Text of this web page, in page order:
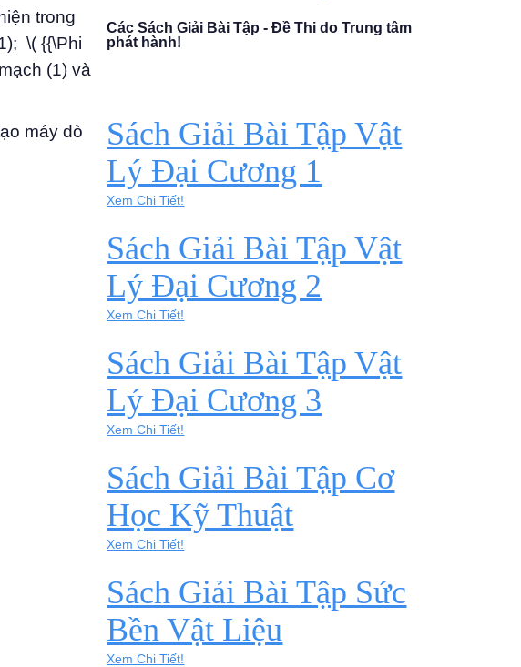
trong
\( {{\Phi
(1) và
máy dò
Các Sách Giải Bài Tập - Đề Thi do Trung tâm
phát hành!
Sách Giải Bài Tập Vật
Lý Đại Cương 1
Xem Chi Tiết!
Sách Giải Bài Tập Vật
Lý Đại Cương 2
Xem Chi Tiết!
Sách Giải Bài Tập Vật
Lý Đại Cương 3
Xem Chi Tiết!
Sách Giải Bài Tập Cơ
Học Kỹ Thuật
Xem Chi Tiết!
Sách Giải Bài Tập Sức
Bền Vật Liệu
Xem Chi Tiết!